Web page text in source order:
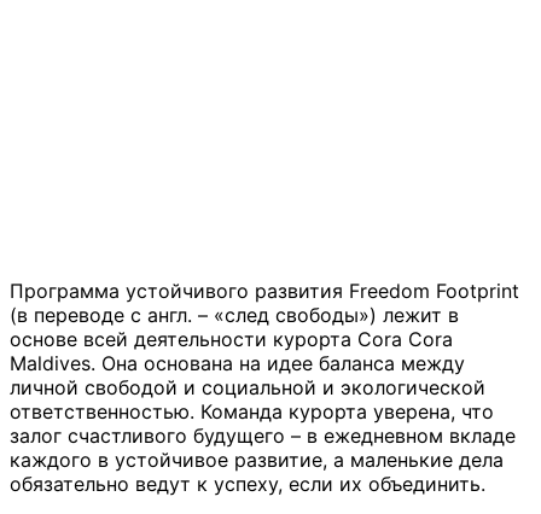
Программа устойчивого развития Freedom Footprint
(в переводе с англ. – «след свободы») лежит в
основе всей деятельности курорта Cora Cora
Maldives. Она основана на идее баланса между
личной свободой и социальной и экологической
ответственностью. Команда курорта уверена, что
залог счастливого будущего – в ежедневном вкладе
каждого в устойчивое развитие, а маленькие дела
обязательно ведут к успеху, если их объединить.